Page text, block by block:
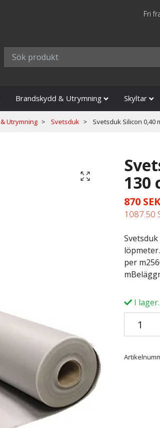
Fri
Brandskydd & Utrymning Skyltar
Utrymning Svetsduk Svetsduk Silicon 0,40
130
870
1087.50
Svetsduk
per
I lager.